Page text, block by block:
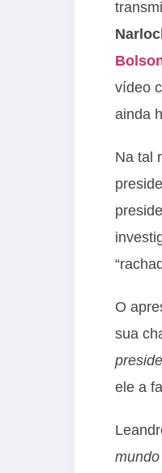
vídeo
ainda
Na tal
O
sua
ele a